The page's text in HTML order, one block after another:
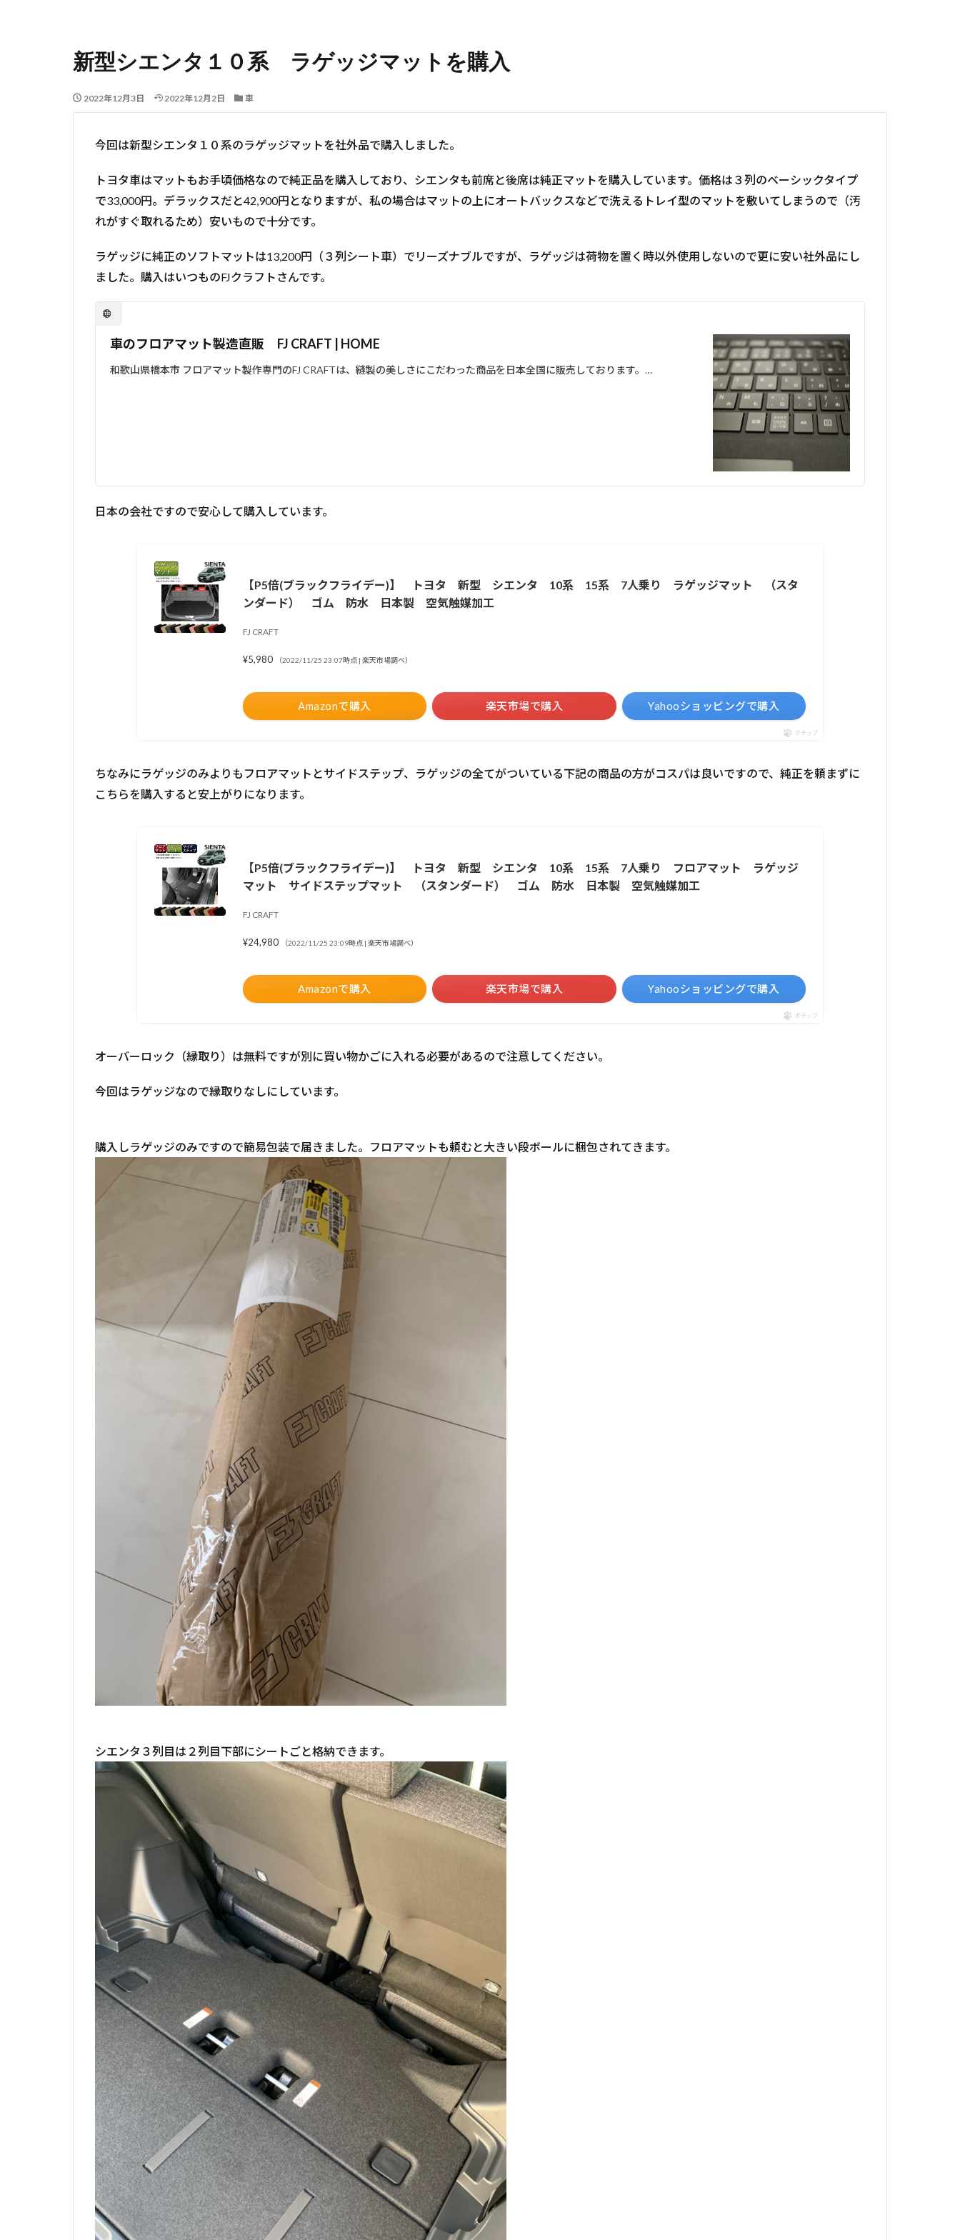
新型シエンタ１０系 ラゲッジマットを購入
2022年12月3日 2022年12月2日 車
今回は新型シエンタ１０系のラゲッジマットを社外品で購入しました。
トヨタ車はマットもお手頃価格なので純正品を購入しており、シエンタも前席と後席は純正マットを購入しています。価格は３列のベーシックタイプ
で33,000円。デラックスだと42,900円となりますが、私の場合はマットの上にオートバックスなどで洗えるトレイ型のマットを敷いてしまうので（汚
れがすぐ取れるため）安いもので十分です。
ラゲッジに純正のソフトマットは13,200円（３列シート車）でリーズナブルですが、ラゲッジは荷物を置く時以外使用しないので更に安い社外品にし
ました。購入はいつものFJクラフトさんです。
車のフロアマット製造直販 FJ CRAFT | HOME
和歌山県橋本市 フロアマット製作専門のFJ CRAFTは、縫製の美しさにこだわった商品を日本全国に販売しております。…
日本の会社ですので安心して購入しています。
【P5倍(ブラックフライデー)】 トヨタ 新型 シエンタ 10系 15系 7人乗り ラゲッジマット （スタ
ンダード） ゴム 防水 日本製 空気触媒加工
FJ CRAFT
¥5,980 （2022/11/25 23:07時点 | 楽天市場調べ）
Amazonで購入 楽天市場で購入 Yahooショッピングで購入
ポチップ
ちなみにラゲッジのみよりもフロアマットとサイドステップ、ラゲッジの全てがついている下記の商品の方がコスパは良いですので、純正を頼まずに
こちらを購入すると安上がりになります。
【P5倍(ブラックフライデー)】 トヨタ 新型 シエンタ 10系 15系 7人乗り フロアマット ラゲッジ
マット サイドステップマット （スタンダード） ゴム 防水 日本製 空気触媒加工
FJ CRAFT
¥24,980 （2022/11/25 23:09時点 | 楽天市場調べ）
Amazonで購入 楽天市場で購入 Yahooショッピングで購入
ポチップ
オーバーロック（縁取り）は無料ですが別に買い物かごに入れる必要があるので注意してください。
今回はラゲッジなので縁取りなしにしています。
購入しラゲッジのみですので簡易包装で届きました。フロアマットも頼むと大きい段ボールに梱包されてきます。
シエンタ３列目は２列目下部にシートごと格納できます。